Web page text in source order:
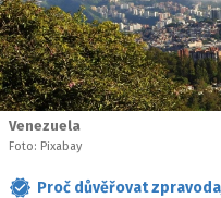
Venezuela
Foto: Pixabay
Proč důvěřovat